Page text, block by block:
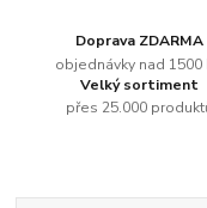
Doprava ZDARMA
objednávky nad 1500
Velký sortiment
přes 25.000